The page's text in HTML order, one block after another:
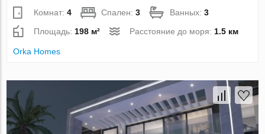
Комнат:4 Спален:3 Ванных:3
Площадь: 198 м² Расстояние до моря: 1.5 км
Orka Homes